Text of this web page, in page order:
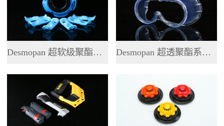
Desmopan 超软级聚酯系列 TPU Desmopan 超透聚酯系列 TPU